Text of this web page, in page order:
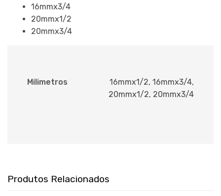
16mmx3/4
20mmx1/2
20mmx3/4
Milimetros
16mmx1/2, 16mmx3/4,
20mmx1/2, 20mmx3/4
Produtos Relacionados